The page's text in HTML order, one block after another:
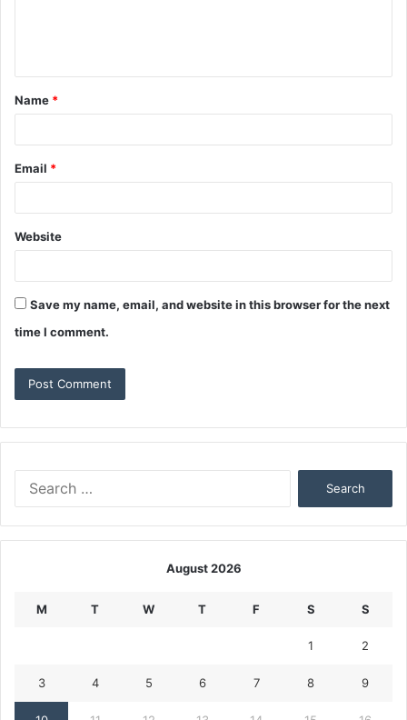
t
*
Name *
Email *
Website
Save my name, email, and website in this browser for the next
time I comment.
August 2026
M T W T F S S
1 2
3 4 5 6 7 8 9